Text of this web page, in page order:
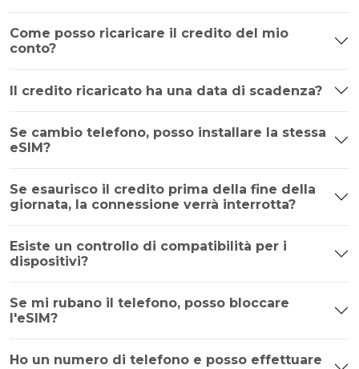
Come posso ricaricare il credito del mio
conto?
Il credito ricaricato ha una data di scadenza?
Se cambio telefono, posso installare la stessa
eSIM?
Se esaurisco il credito prima della fine della
giornata, la connessione verrà interrotta?
Esiste un controllo di compatibilità per i
dispositivi?
Se mi rubano il telefono, posso bloccare
l'eSIM?
Ho un numero di telefono e posso effettuare